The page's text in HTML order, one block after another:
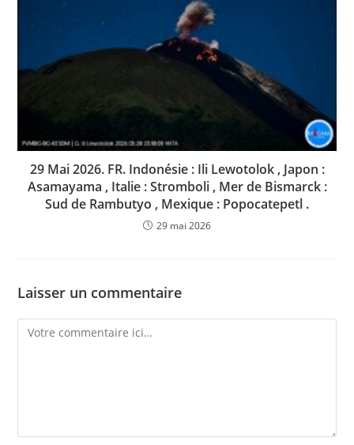
29 Mai 2026. FR. Indonésie : Ili Lewotolok , Japon :
Asamayama , Italie : Stromboli , Mer de Bismarck :
Sud de Rambutyo , Mexique : Popocatepetl .
29 mai 2026
Laisser un commentaire
Comment